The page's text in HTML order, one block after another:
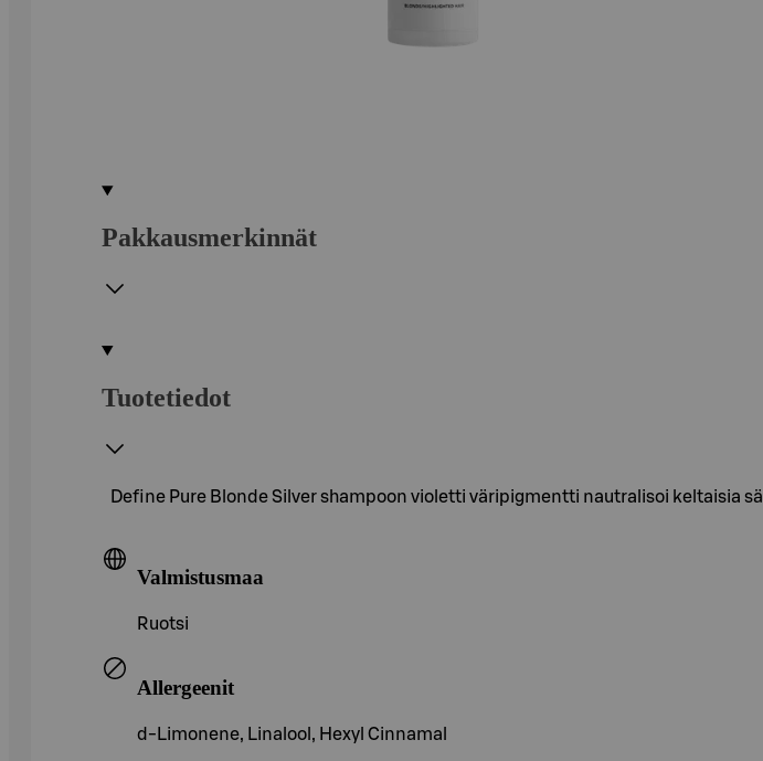
Pakkausmerkinnät
Tuotetiedot
Define Pure Blonde Silver shampoon violetti väripigmentti nautralisoi keltaisia
Valmistusmaa
Ruotsi
Allergeenit
d-Limonene, Linalool, Hexyl Cinnamal